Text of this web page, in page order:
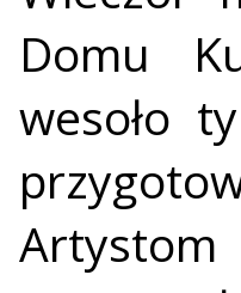
Domu
wesoło